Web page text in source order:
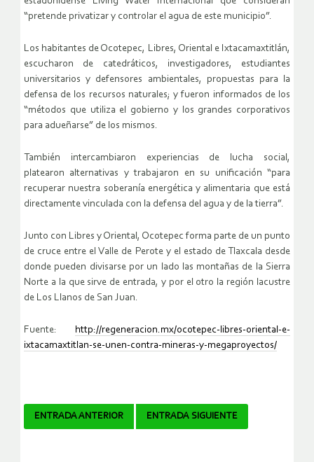
“pretende privatizar y controlar el agua de este municipio”.
Los habitantes de Ocotepec, Libres, Oriental e Ixtacamaxtitlán,
escucharon de catedráticos, investigadores, estudiantes
universitarios y defensores ambientales, propuestas para la
defensa de los recursos naturales; y fueron informados de los
“métodos que utiliza el gobierno y los grandes corporativos
para adueñarse” de los mismos.
También intercambiaron experiencias de lucha social,
platearon alternativas y trabajaron en su unificación “para
recuperar nuestra soberanía energética y alimentaria que está
directamente vinculada con la defensa del agua y de la tierra”.
Junto con Libres y Oriental, Ocotepec forma parte de un punto
de cruce entre el Valle de Perote y el estado de Tlaxcala desde
donde pueden divisarse por un lado las montañas de la Sierra
Norte a la que sirve de entrada, y por el otro la región lacustre
de Los Llanos de San Juan.
Fuente: http://regeneracion.mx/ocotepec-libres-oriental-e-
ixtacamaxtitlan-se-unen-contra-mineras-y-megaproyectos/
Navegador
ENTRADA ANTERIOR ENTRADA SIGUIENTE